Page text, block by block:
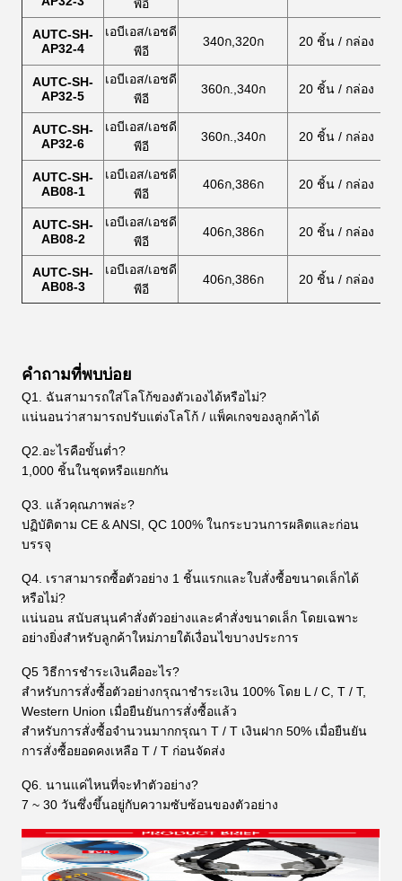
พีอี
AUTC-SH-
AP32-4
เอบีเอส/เอชดี
พีอี
340ก,320ก 20 ชิ้น / กล่อง
AUTC-SH-
AP32-5
เอบีเอส/เอชดี
พีอี
360ก.,340ก 20 ชิ้น / กล่อง
AUTC-SH-
AP32-6
เอบีเอส/เอชดี
พีอี
360ก.,340ก 20 ชิ้น / กล่อง
AUTC-SH-
AB08-1
เอบีเอส/เอชดี
พีอี
406ก,386ก 20 ชิ้น / กล่อง
AUTC-SH-
AB08-2
เอบีเอส/เอชดี
พีอี
406ก,386ก 20 ชิ้น / กล่อง
AUTC-SH-
AB08-3
เอบีเอส/เอชดี
พีอี
406ก,386ก 20 ชิ้น / กล่อง
คำถามที่พบบ่อย
Q1. ฉันสามารถใส่โลโก้ของตัวเองได้หรือไม่?
แน่นอนว่าสามารถปรับแต่งโลโก้ / แพ็คเกจของลูกค้าได้
Q2.อะไรคือขั้นต่ำ?
1,000 ชิ้นในชุดหรือแยกกัน
Q3. แล้วคุณภาพล่ะ?
ปฏิบัติตาม CE & ANSI, QC 100% ในกระบวนการผลิตและก่อน
บรรจุ
Q4. เราสามารถซื้อตัวอย่าง 1 ชิ้นแรกและใบสั่งซื้อขนาดเล็กได้
หรือไม่?
แน่นอน สนับสนุนคำสั่งตัวอย่างและคำสั่งขนาดเล็ก โดยเฉพาะ
อย่างยิ่งสำหรับลูกค้าใหม่ภายใต้เงื่อนไขบางประการ
Q5 วิธีการชำระเงินคืออะไร?
สำหรับการสั่งซื้อตัวอย่างกรุณาชำระเงิน 100% โดย L / C, T / T,
Western Union เมื่อยืนยันการสั่งซื้อแล้ว
สำหรับการสั่งซื้อจำนวนมากกรุณา T / T เงินฝาก 50% เมื่อยืนยัน
การสั่งซื้อยอดคงเหลือ T / T ก่อนจัดส่ง
Q6. นานแค่ไหนที่จะทำตัวอย่าง?
7 ~ 30 วันซึ่งขึ้นอยู่กับความซับซ้อนของตัวอย่าง